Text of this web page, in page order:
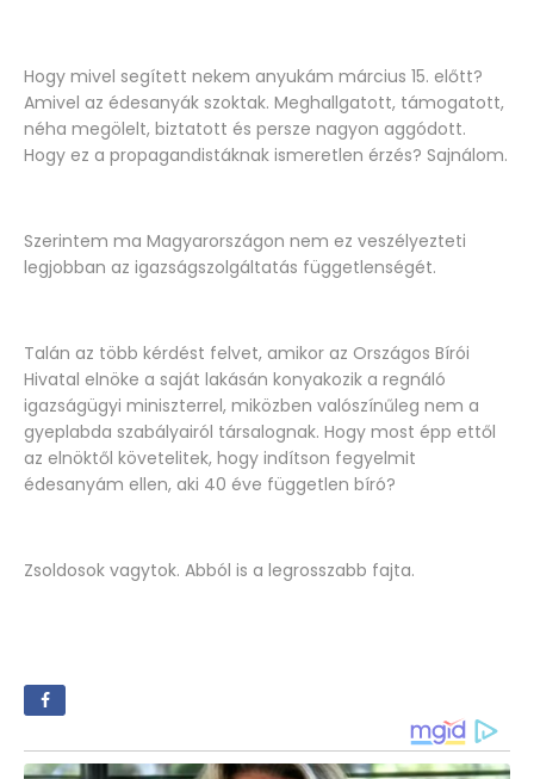
Hogy mivel segített nekem anyukám március 15. előtt?
Amivel az édesanyák szoktak. Meghallgatott, támogatott,
néha megölelt, biztatott és persze nagyon aggódott.
Hogy ez a propagandistáknak ismeretlen érzés? Sajnálom.
Szerintem ma Magyarországon nem ez veszélyezteti
legjobban az igazságszolgáltatás függetlenségét.
Talán az több kérdést felvet, amikor az Országos Bírói
Hivatal elnöke a saját lakásán konyakozik a regnáló
igazságügyi miniszterrel, miközben valószínűleg nem a
gyeplabda szabályairól társalognak. Hogy most épp ettől
az elnöktől követelitek, hogy indítson fegyelmit
édesanyám ellen, aki 40 éve független bíró?
Zsoldosok vagytok. Abból is a legrosszabb fajta.